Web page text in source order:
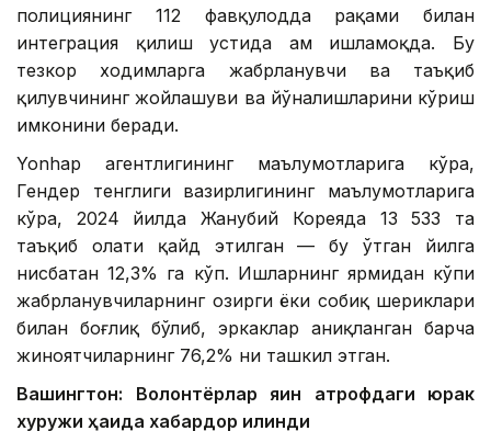
полициянинг 112 фавқулодда рақами билан
интеграция қилиш устида ҳам ишламоқда. Бу
тезкор ходимларга жабрланувчи ва таъқиб
қилувчининг жойлашуви ва йўналишларини кўриш
имконини беради.
Yonhap агентлигининг маълумотларига кўра,
Гендер тенглиги вазирлигининг маълумотларига
кўра, 2024 йилда Жанубий Кореяда 13 533 та
таъқиб ҳолати қайд этилган — бу ўтган йилга
нисбатан 12,3% га кўп. Ишларнинг ярмидан кўпи
жабрланувчиларнинг ҳозирги ёки собиқ шериклари
билан боғлиқ бўлиб, эркаклар аниқланган барча
жиноятчиларнинг 76,2% ни ташкил этган.
Вашингтон: Волонтёрлар яқин атрофдаги юрак
хуружи ҳақида хабардор қилинди